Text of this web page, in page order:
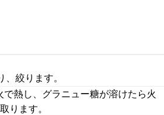
絞ります。
熱し、グラニュー糖が溶けたら火
ります。